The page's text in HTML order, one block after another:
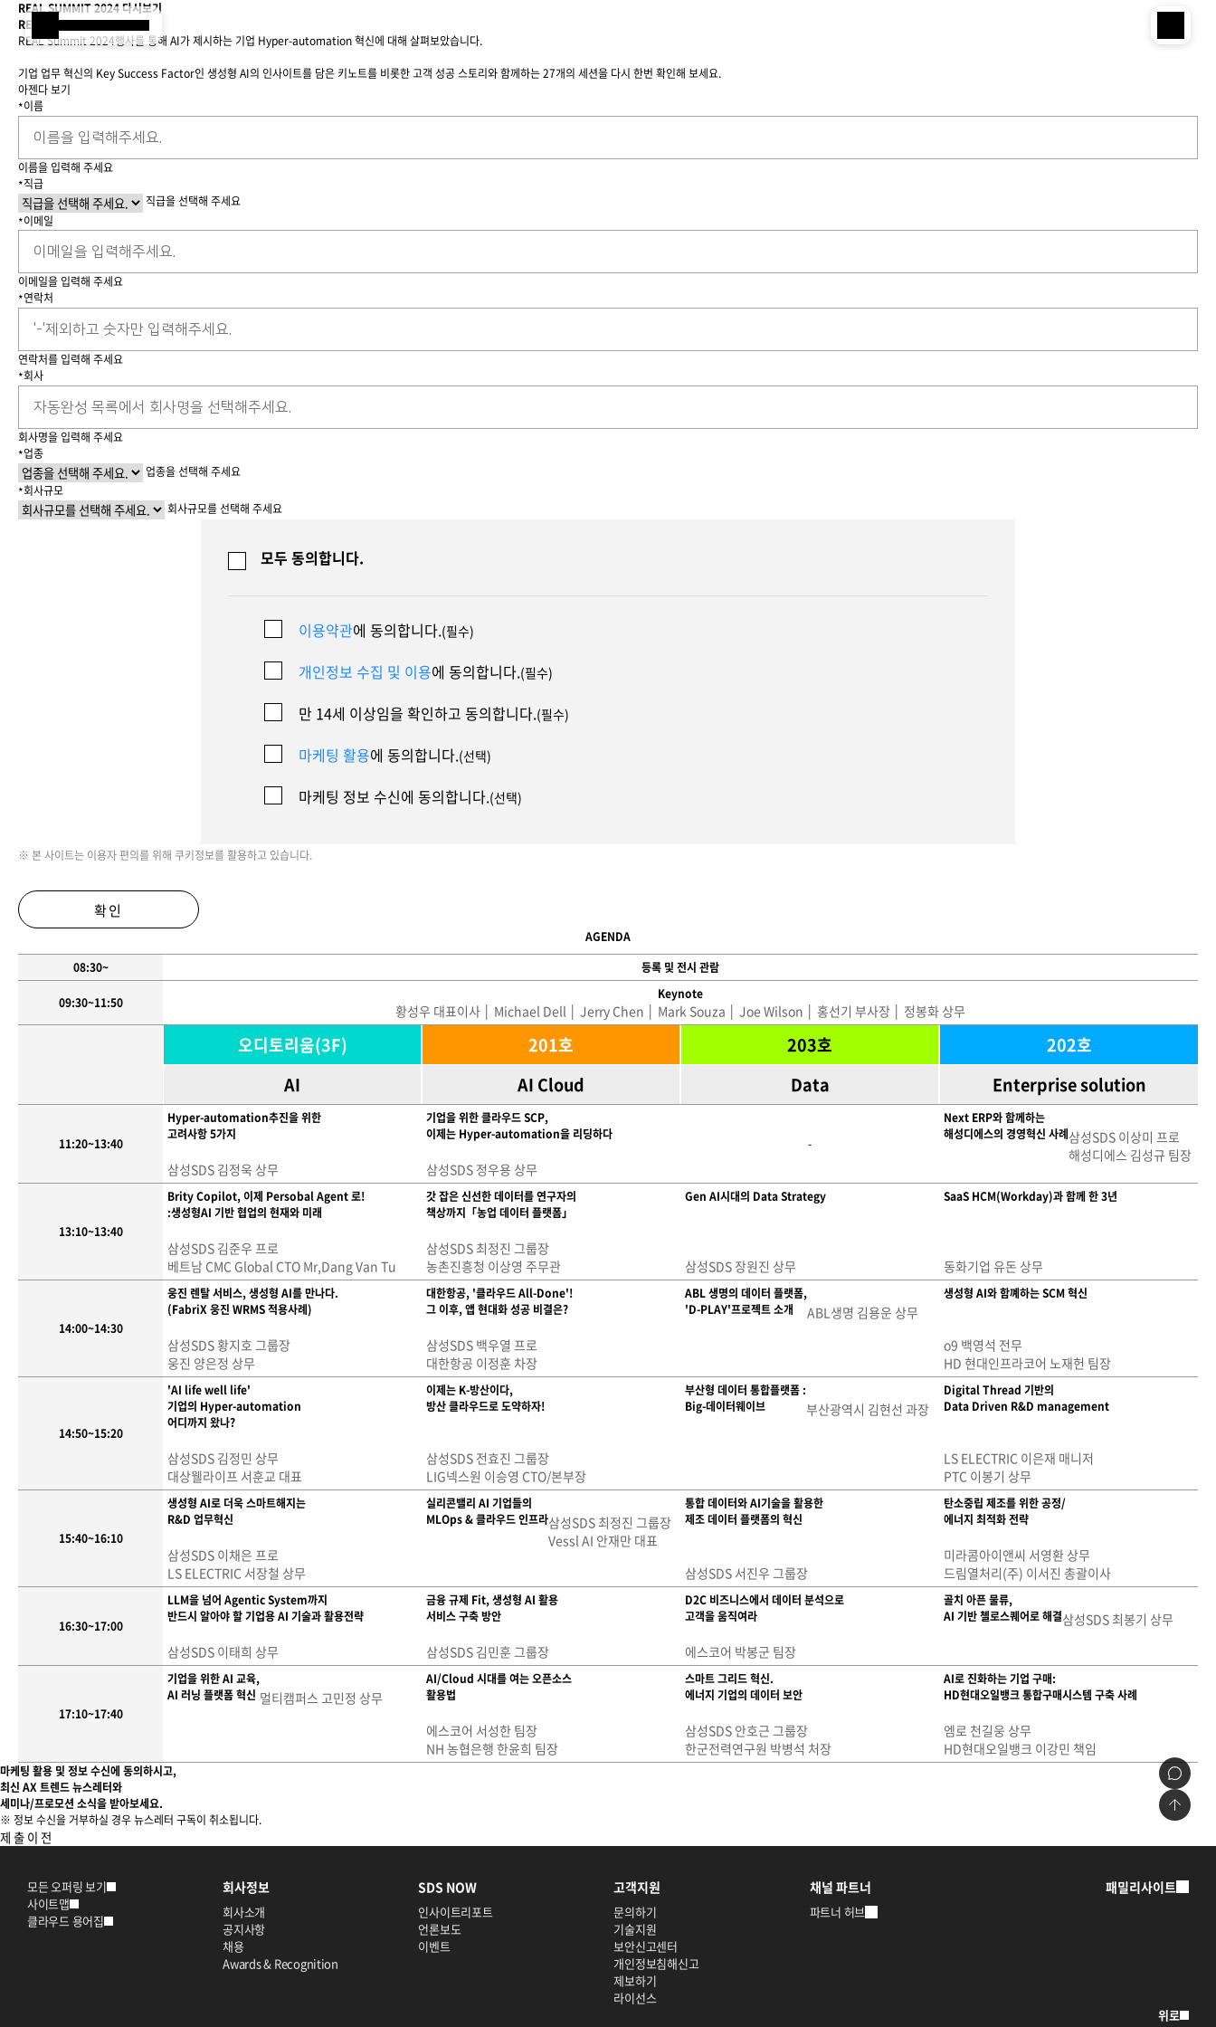
Samsung SDS
생성형 AI
데이터 분석
Samsung Cloud Platform
클라우드 보안
데이터센터/네트워크
Brity Automation
디지털 전환 서비스
디지털 전환 컨설팅
CX 이노베이션
디지털 물류 혁신 스토리
글로벌 물류 거점
비전
연혁
사업장 소개
재무정보
주주총회
공시 및 알림
ESG 경영체계
인권경영
사회공헌
이슈와 팩트
REAL SUMMIT 2024 다시보기
REAL SUMMIT 2024
REAL Summit 2024행사를 통해 AI가 제시하는 기업 Hyper-automation 혁신에 대해 살펴보았습니다.
기업 업무 혁신의 Key Success Factor인 생성형 AI의 인사이트를 담은 키노트를 비롯한 고객 성공 스토리와 함께하는 27개의 세션을 다시 한번 확인해 보세요.
아젠다 보기
*이름
이름을 입력해 주세요
*직급
직급을 선택해 주세요
*이메일
이메일을 입력해 주세요
*연락처
연락처를 입력해 주세요
*회사
회사명을 입력해 주세요
*업종
업종을 선택해 주세요
*회사규모
회사규모를 선택해 주세요
모두 동의합니다.
이용약관에 동의합니다.(필수)
개인정보 수집 및 이용에 동의합니다.(필수)
만 14세 이상임을 확인하고 동의합니다.(필수)
마케팅 활용에 동의합니다.(선택)
마케팅 정보 수신에 동의합니다.(선택)
※ 본 사이트는 이용자 편의를 위해 쿠키정보를 활용하고 있습니다.
확인
AGENDA
08:30~
등록 및 전시 관람
09:30~11:50
Keynote
황성우 대표이사 │ Michael Dell │ Jerry Chen │ Mark Souza │ Joe Wilson │ 홍선기 부사장 │ 정봉화 상무
오디토리움(3F)
AI
201호
AI Cloud
203호
Data
202호
Enterprise solution
11:20~13:40
Hyper-automation추진을 위한
고려사항 5가지
삼성SDS 김정욱 상무
기업을 위한 클라우드 SCP,
이제는 Hyper-automation을 리딩하다
삼성SDS 정우용 상무
-
Next ERP와 함께하는
해성디에스의 경영혁신 사례삼성SDS 이상미 프로
해성디에스 김성규 팀장
13:10~13:40
Brity Copilot, 이제 Persobal Agent 로!
:생성형AI 기반 협업의 현재와 미래
삼성SDS 김준우 프로
베트남 CMC Global CTO Mr,Dang Van Tu
갓 잡은 신선한 데이터를 연구자의
책상까지「농업 데이터 플랫폼」
삼성SDS 최정진 그룹장
농촌진흥청 이상영 주무관
Gen AI시대의 Data Strategy
삼성SDS 장원진 상무
SaaS HCM(Workday)과 함께 한 3년
동화기업 유돈 상무
14:00~14:30
웅진 렌탈 서비스, 생성형 AI를 만나다.
(FabriX 웅진 WRMS 적용사례)
삼성SDS 황지호 그룹장
웅진 양은정 상무
대한항공, '클라우드 All-Done'!
그 이후, 앱 현대화 성공 비결은?
삼성SDS 백우열 프로
대한항공 이정훈 차장
ABL 생명의 데이터 플랫폼,
'D-PLAY'프로젝트 소개
ABL생명 김용운 상무
생성형 AI와 함꼐하는 SCM 혁신
o9 백영석 전무
HD 현대인프라코어 노재헌 팀장
14:50~15:20
'AI life well life'
기업의 Hyper-automation
어디까지 왔나?
삼성SDS 김정민 상무
대상웰라이프 서훈교 대표
이제는 K-방산이다,
방산 클라우드로 도약하자!
삼성SDS 전효진 그룹장
LIG넥스원 이승영 CTO/본부장
부산형 데이터 통합플랫폼 :
Big-데이터웨이브
부산광역시 김현선 과장
Digital Thread 기반의
Data Driven R&D management
LS ELECTRIC 이은재 매니저
PTC 이봉기 상무
15:40~16:10
생성형 AI로 더욱 스마트해지는
R&D 업무혁신
삼성SDS 이채은 프로
LS ELECTRIC 서장철 상무
실리콘밸리 AI 기업들의
MLOps & 클라우드 인프라삼성SDS 최정진 그룹장
Vessl AI 안재만 대표
통합 데이터와 AI기술을 활용한
제조 데이터 플랫폼의 혁신
삼성SDS 서진우 그룹장
탄소중립 제조를 위한 공정/
에너지 최적화 전략
미라콤아이앤씨 서영환 상무
드림열처리(주) 이서진 총괄이사
16:30~17:00
LLM을 넘어 Agentic System까지
반드시 알아야 할 기업용 AI 기술과 활용전략
삼성SDS 이태희 상무
금융 규제 Fit, 생성형 AI 활용
서비스 구축 방안
삼성SDS 김민훈 그룹장
D2C 비즈니스에서 데이터 분석으로
고객을 움직여라
에스코어 박봉군 팀장
골치 아픈 물류,
AI 기반 첼로스퀘어로 해결삼성SDS 최봉기 상무
17:10~17:40
기업을 위한 AI 교육,
AI 러닝 플랫폼 혁신 멀티캠퍼스 고민정 상무
AI/Cloud 시대를 여는 오픈소스
활용법
에스코어 서성한 팀장
NH 농협은행 한윤희 팀장
스마트 그리드 혁신.
에너지 기업의 데이터 보안
삼성SDS 안호근 그룹장
한군전력연구원 박병석 처장
AI로 진화하는 기업 구매:
HD현대오일뱅크 통합구매시스템 구축 사례
엠로 천길웅 상무
HD현대오일뱅크 이강민 책임
마케팅 활용 및 정보 수신에 동의하시고,
최신 AX 트렌드 뉴스레터와
세미나/프로모션 소식을 받아보세요.
※ 정보 수신을 거부하실 경우 뉴스레터 구독이 취소됩니다.
제 출 이 전
위로
모든 오퍼링 보기
사이트맵
클라우드 용어집
회사정보
회사소개
공지사항
채용
Awards & Recognition
SDS NOW
인사이트리포트
언론보도
이벤트
고객지원
문의하기
기술지원
보안신고센터
개인정보침해신고
제보하기
라이선스
채널 파트너
파트너 허브
패밀리사이트